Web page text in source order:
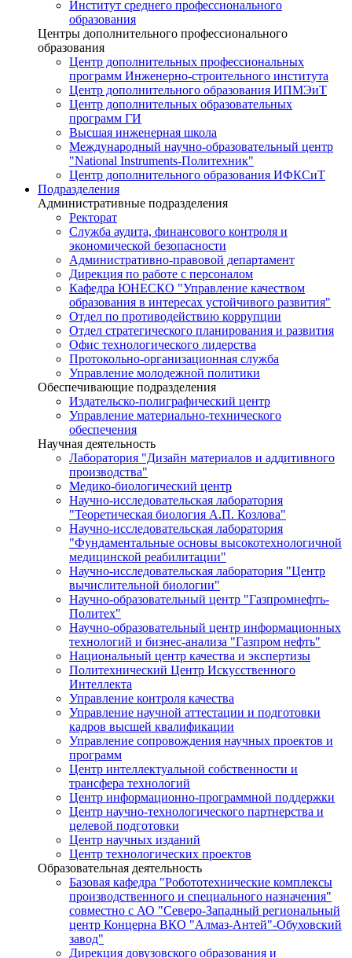
Институт среднего профессионального
образования
Центры дополнительного профессионального
образования
Центр дополнительных профессиональных
программ Инженерно-строительного института
Центр дополнительного образования ИПМЭиТ
Центр дополнительных образовательных
программ ГИ
Высшая инженерная школа
Международный научно-образовательный центр
"National Instruments-Политехник"
Центр дополнительного образования ИФКСиТ
Подразделения
Административные подразделения
Ректорат
Служба аудита, финансового контроля и
экономической безопасности
Административно-правовой департамент
Дирекция по работе с персоналом
Кафедра ЮНЕСКО "Управление качеством
образования в интересах устойчивого развития"
Отдел по противодействию коррупции
Отдел стратегического планирования и развития
Офис технологического лидерства
Протокольно-организационная служба
Управление молодежной политики
Обеспечивающие подразделения
Издательско-полиграфический центр
Управление материально-технического
обеспечения
Научная деятельность
Лаборатория "Дизайн материалов и аддитивного
производства"
Медико-биологический центр
Научно-исследовательская лаборатория
"Теоретическая биология А.П. Козлова"
Научно-исследовательская лаборатория
"Фундаментальные основы высокотехнологичной
медицинской реабилитации"
Научно-исследовательская лаборатория "Центр
вычислительной биологии"
Научно-образовательный центр "Газпромнефть-
Политех"
Научно-образовательный центр информационных
технологий и бизнес-анализа "Газпром нефть"
Национальный центр качества и экспертизы
Политехнический Центр Искусственного
Интеллекта
Управление контроля качества
Управление научной аттестации и подготовки
кадров высшей квалификации
Управление сопровождения научных проектов и
программ
Центр интеллектуальной собственности и
трансфера технологий
Центр информационно-программной поддержки
Центр научно-технологического партнерства и
целевой подготовки
Центр научных изданий
Центр технологических проектов
Образовательная деятельность
Базовая кафедра "Робототехнические комплексы
производственного и специального назначения"
совместно с АО "Северо-Западный региональный
центр Концерна ВКО "Алмаз-Антей"-Обуховский
завод"
Дирекция довузовского образования и